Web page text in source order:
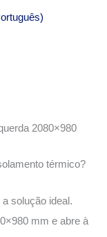
2080×980
térmico?
solução ideal.
mm e abre à